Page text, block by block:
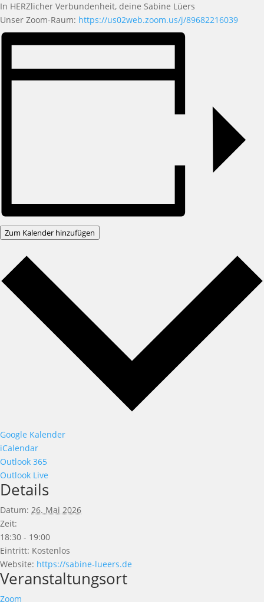
In HERZlicher Verbundenheit, deine Sabine Lüers
Unser Zoom-Raum: https://us02web.zoom.us/j/89682216039
Zum Kalender hinzufügen
Google Kalender
iCalendar
Outlook 365
Outlook Live
Details
Datum: 26. Mai 2026
Zeit:
18:30 - 19:00
Eintritt: Kostenlos
Website: https://sabine-lueers.de
Veranstaltungsort
Zoom